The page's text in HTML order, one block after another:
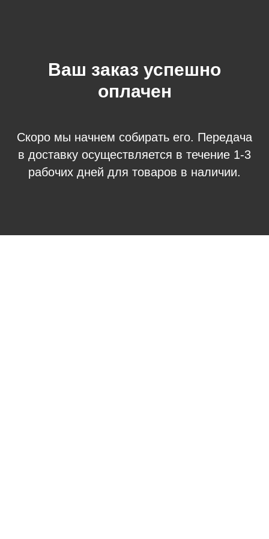
Ваш заказ успешно
оплачен
Скоро мы начнем собирать его. Передача
в доставку осуществляется в течение 1-3
рабочих дней для товаров в наличии.